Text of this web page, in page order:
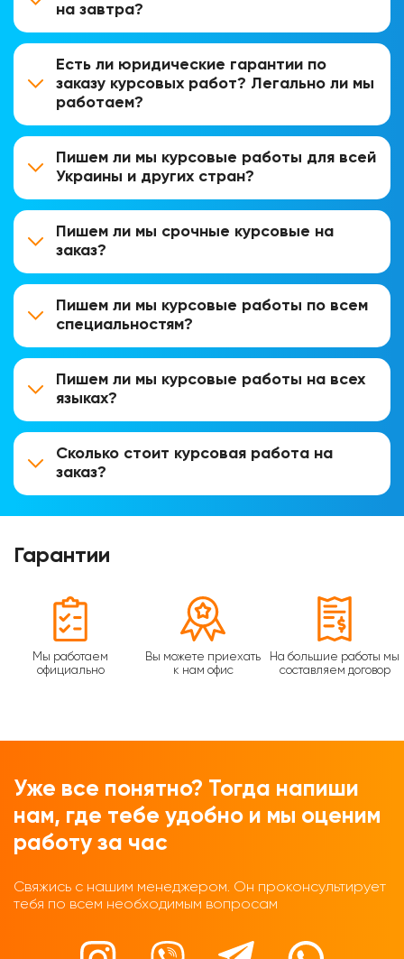
Гарантии
Мы работаем
официально
Вы можете приехать
к нам офис
На большие работы мы
составляем договор
на завтра?
Есть ли юридические гарантии по
заказу курсовых работ? Легально ли мы
работаем?
Пишем ли мы курсовые работы для всей
Украины и других стран?
Пишем ли мы срочные курсовые на
заказ?
Пишем ли мы курсовые работы по всем
специальностям?
Пишем ли мы курсовые работы на всех
языках?
Сколько стоит курсовая работа на
заказ?
Уже все понятно? Тогда напиши
нам, где тебе удобно и мы оценим
работу за час
Свяжись с нашим менеджером. Он проконсультирует
тебя по всем необходимым вопросам